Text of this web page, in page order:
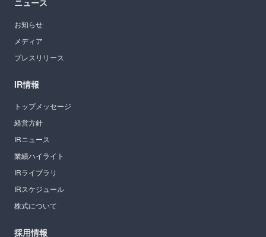
お知らせ
メディア
プレスリリース
IR情報
トップメッセージ
経営方針
IRニュース
業績ハイライト
IRライブラリ
IRスケジュール
株式について
採用情報